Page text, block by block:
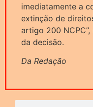
imediatamente a
extinção de
artigo 200
da decisão.
Da Redação